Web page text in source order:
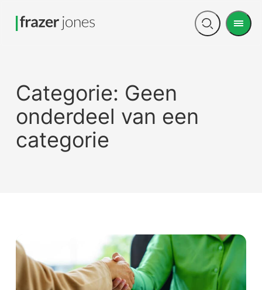
Open
Menu
Categorie: Geen
onderdeel van een
categorie